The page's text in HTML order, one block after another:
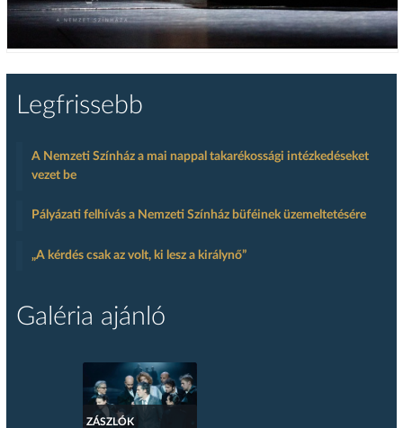
Legfrissebb
A Nemzeti Színház a mai nappal takarékossági intézkedéseket
vezet be
Pályázati felhívás a Nemzeti Színház büféinek üzemeltetésére
„A kérdés csak az volt, ki lesz a királynő”
Galéria ajánló
ZÁSZLÓK